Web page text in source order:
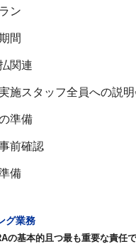
ン
間
関連
施スタッフ全員への説明
準備
前確認
備
グ業務
の基本的且つ最も重要な責任